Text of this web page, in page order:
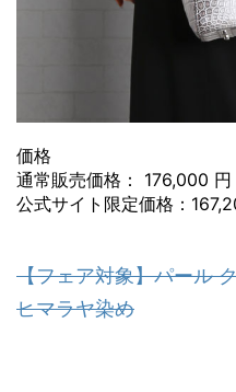
価格
通常販売価格： 176,000 円
公式サイト限定価格：
【フェア対象】パール
ヒマラヤ染め